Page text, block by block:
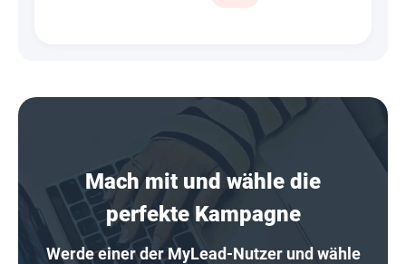
Mach mit und wähle die
perfekte Kampagne
Werde einer der MyLead-Nutzer und wähle